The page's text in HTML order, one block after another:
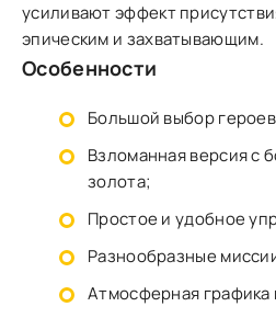
усиливают эффект
эпическим и захватывающим.
Особенности
Большой выбор
Взломанная версия с
золота;
Простое и удобное
Разнообразные
Атмосферная